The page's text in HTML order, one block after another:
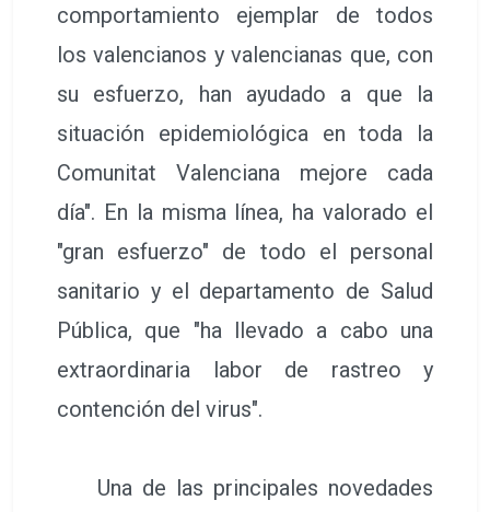
comportamiento ejemplar de todos
los valencianos y valencianas que, con
su esfuerzo, han ayudado a que la
situación epidemiológica en toda la
Comunitat Valenciana mejore cada
día". En la misma línea, ha valorado el
"gran esfuerzo" de todo el personal
sanitario y el departamento de Salud
Pública, que "ha llevado a cabo una
extraordinaria labor de rastreo y
contención del virus".
Una de las principales novedades